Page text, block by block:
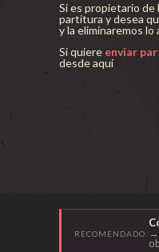
Si es propietario de
partitura y desea
y la eliminaremos
Si quiere enviar
desde aquí
RECOMENDADO: →